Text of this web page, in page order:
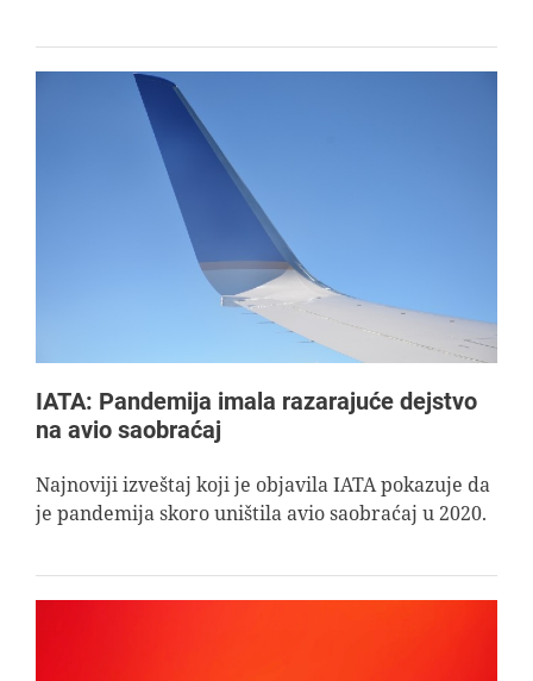
IATA: Pandemija imala razarajuće dejstvo
na avio saobraćaj
Najnoviji izveštaj koji je objavila IATA pokazuje da
je pandemija skoro uništila avio saobraćaj u 2020.